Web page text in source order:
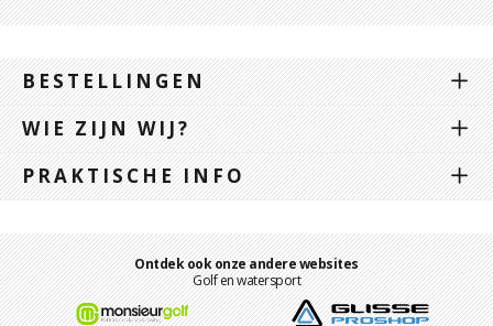
BESTELLINGEN
WIE ZIJN WIJ?
PRAKTISCHE INFO
Ontdek ook onze andere websites
Golf en watersport